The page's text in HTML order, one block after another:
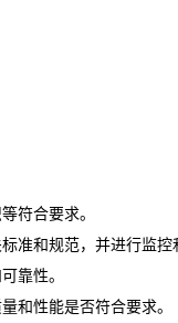
符合要求。
准和规范，并进行监控
靠性。
和性能是否符合要求。